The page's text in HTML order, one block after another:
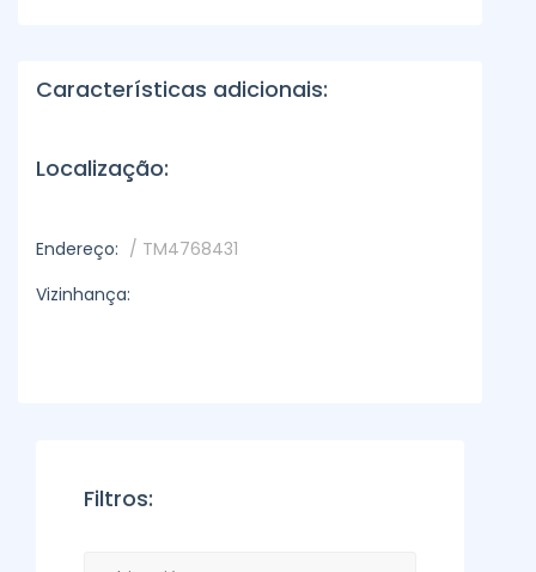
Características adicionais:
Localização:
Endereço: / TM4768431
Vizinhança:
Filtros: